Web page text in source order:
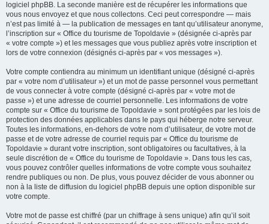
logiciel phpBB. La seconde manière est de récupérer les informations que
vous nous envoyez et que nous collectons. Ceci peut correspondre — mais
n’est pas limité à — la publication de messages en tant qu’utilisateur anonyme,
l’inscription sur « Office du tourisme de Topoldavie » (désignée ci-après par
« votre compte ») et les messages que vous publiez après votre inscription et
lors de votre connexion (désignés ci-après par « vos messages »).
Votre compte contiendra au minimum un identifiant unique (désigné ci-après
par « votre nom d’utilisateur ») et un mot de passe personnel vous permettant
de vous connecter à votre compte (désigné ci-après par « votre mot de
passe ») et une adresse de courriel personnelle. Les informations de votre
compte sur « Office du tourisme de Topoldavie » sont protégées par les lois de
protection des données applicables dans le pays qui héberge notre serveur.
Toutes les informations, en-dehors de votre nom d’utilisateur, de votre mot de
passe et de votre adresse de courriel requis par « Office du tourisme de
Topoldavie » durant votre inscription, sont obligatoires ou facultatives, à la
seule discrétion de « Office du tourisme de Topoldavie ». Dans tous les cas,
vous pouvez contrôler quelles informations de votre compte vous souhaitez
rendre publiques ou non. De plus, vous pouvez décider de vous abonner ou
non à la liste de diffusion du logiciel phpBB depuis une option disponible sur
votre compte.
Votre mot de passe est chiffré (par un chiffrage à sens unique) afin qu’il soit